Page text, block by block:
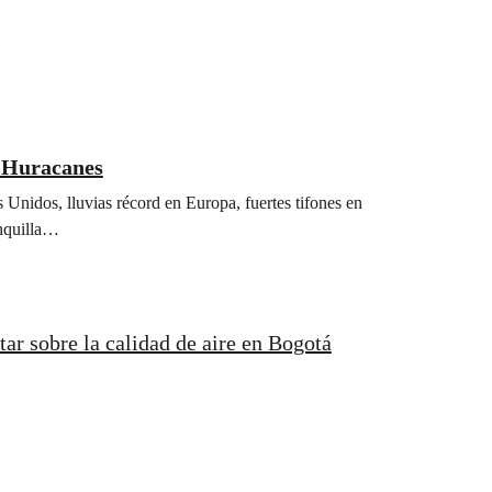
lluvias récord en Europa, fuertes tifones en
sobre la calidad de aire en Bogotá